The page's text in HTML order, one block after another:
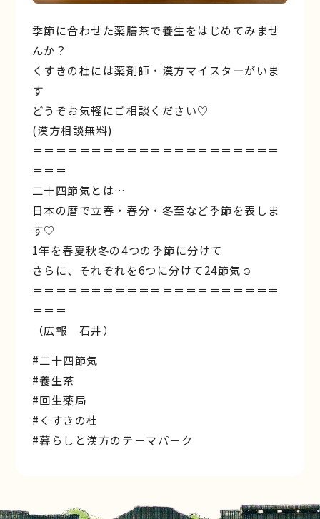
季節に合わせた薬膳茶で養生をはじめてみませ
んか？
くすきの杜には薬剤師・漢方マイスターがいま
す
どうぞお気軽にご相談ください♡
(漢方相談無料)
＝＝＝＝＝＝＝＝＝＝＝＝＝＝＝＝＝＝＝＝＝
＝＝＝
二十四節気とは…
日本の暦で立春・春分・冬至など季節を表しま
す♡
1年を春夏秋冬の4つの季節に分けて
さらに、それぞれを6つに分けて24節気☺︎
＝＝＝＝＝＝＝＝＝＝＝＝＝＝＝＝＝＝＝＝＝
＝＝＝
（広報 石井）
#二十四節気
#養生茶
#回生薬局
#くすきの杜
#暮らしと漢方のテーマパーク